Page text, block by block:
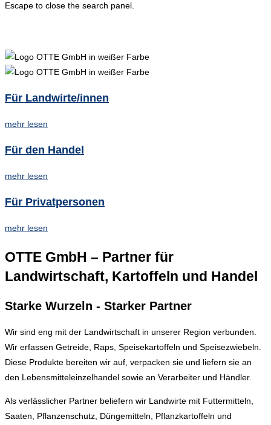
Escape to close the search panel.
Für Landwirte/innen
mehr lesen
Für den Handel
mehr lesen
Für Privatpersonen
mehr lesen
OTTE GmbH – Partner für
Landwirtschaft, Kartoffeln und Handel
Starke Wurzeln - Starker Partner
Wir sind eng mit der Landwirtschaft in unserer Region verbunden.
Wir erfassen Getreide, Raps, Speisekartoffeln und Speisezwiebeln.
Diese Produkte bereiten wir auf, verpacken sie und liefern sie an
den Lebensmitteleinzelhandel sowie an Verarbeiter und Händler.
Als verlässlicher Partner beliefern wir Landwirte mit Futtermitteln,
Saaten, Pflanzenschutz, Düngemitteln, Pflanzkartoffeln und